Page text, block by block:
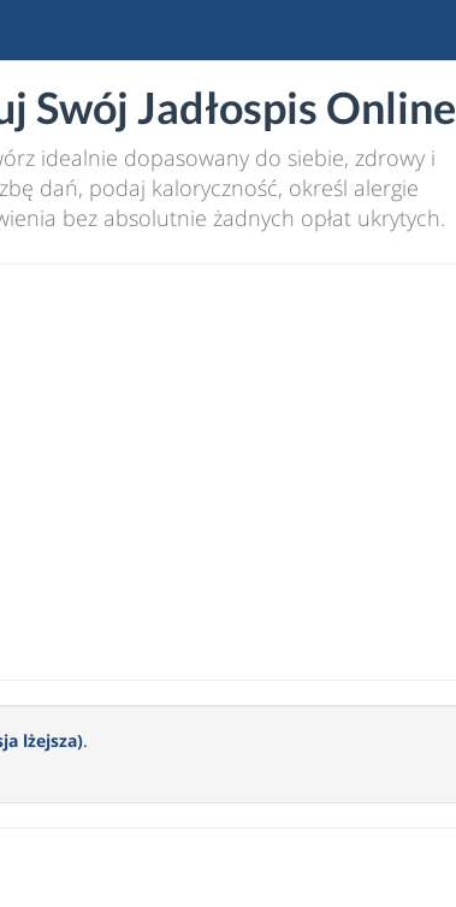
Swój Jadłospis Online
idealnie dopasowany do siebie, zdrowy i
dań, podaj kaloryczność, określ alergie
bez absolutnie żadnych opłat ukrytych.
lżejsza).